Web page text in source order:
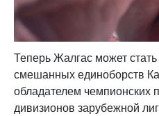
Теперь Жалгас может
смешанных единоборств
обладателем чемпионских
дивизионов зарубежной